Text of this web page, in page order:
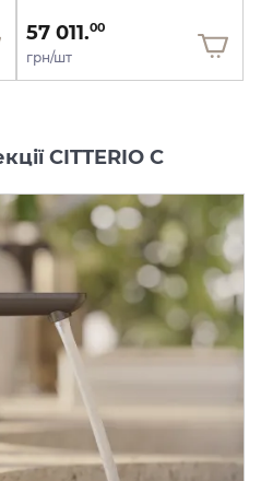
57 011.00
грн/шт
CITTERIO C